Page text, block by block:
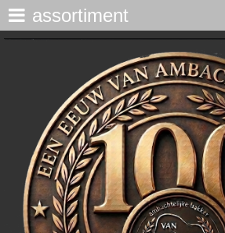
>
>
nieuws >
lunchroom >
de ijsspecialist >
flakkeecialiteiten >
Bakker Van
Westdijk
0187-
assortiment